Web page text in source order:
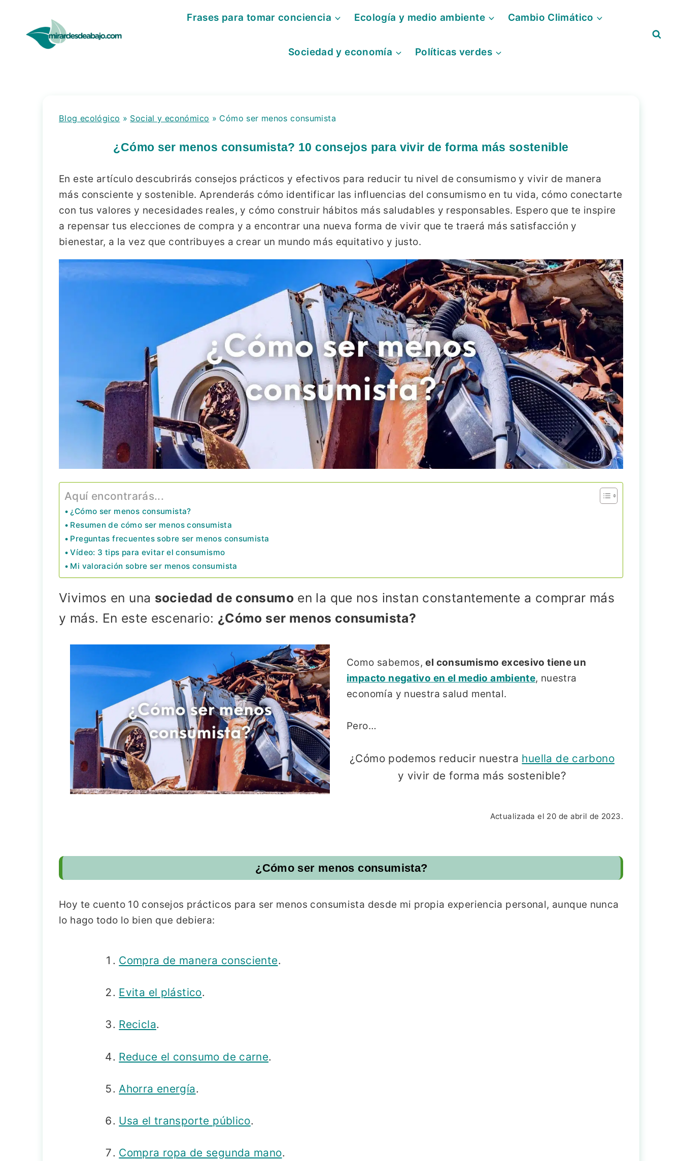
contenido
Frases para tomar conciencia Ecología y medio ambiente Cambio Climático
Sociedad y economía Políticas verdes
Blog ecológico » Social y económico » Cómo ser menos consumista
¿Cómo ser menos consumista? 10 consejos para vivir de forma más sostenible
En este artículo descubrirás consejos prácticos y efectivos para reducir tu nivel de consumismo y vivir de manera
más consciente y sostenible. Aprenderás cómo identificar las influencias del consumismo en tu vida, cómo conectarte
con tus valores y necesidades reales, y cómo construir hábitos más saludables y responsables. Espero que te inspire
a repensar tus elecciones de compra y a encontrar una nueva forma de vivir que te traerá más satisfacción y
bienestar, a la vez que contribuyes a crear un mundo más equitativo y justo.
Aquí encontrarás...
¿Cómo ser menos consumista?
Resumen de cómo ser menos consumista
Preguntas frecuentes sobre ser menos consumista
Vídeo: 3 tips para evitar el consumismo
Mi valoración sobre ser menos consumista
Vivimos en una sociedad de consumoen la que nos instan constantemente a comprar más
y más. En este escenario: ¿Cómo ser menos consumista?
Como sabemos,el consumismo excesivo tiene un
impacto negativo en el medio ambiente, nuestra
economía y nuestra salud mental.
Pero…
¿Cómo podemos reducir nuestra huella de carbono
y vivir de forma más sostenible?
Actualizada el 20 de abril de 2023.
¿Cómo ser menos consumista?
Hoy te cuento 10 consejos prácticos para ser menos consumista desde mi propia experiencia personal, aunque nunca
lo hago todo lo bien que debiera:
Compra de manera consciente.
Evita el plástico.
Recicla.
Reduce el consumo de carne.
Ahorra energía.
Usa el transporte público.
Compra ropa de segunda mano.